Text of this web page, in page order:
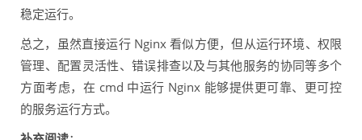
稳定运行。
总之，虽然直接运行 Nginx 看似方便，但从运行环境、权限
管理、配置灵活性、错误排查以及与其他服务的协同等多个
方面考虑，在 cmd 中运行 Nginx 能够提供更可靠、更可控
的服务运行方式。